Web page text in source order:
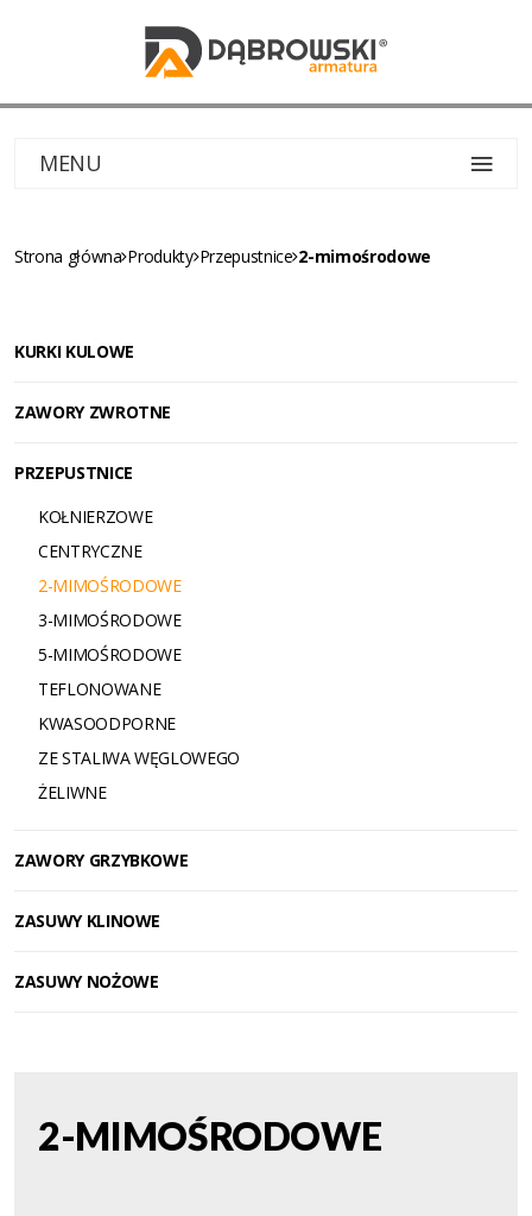
MENU
Strona główna Produkty Przepustnice 2-mimośrodowe
KURKI KULOWE
PRZEPUSTNICE
2-MIMOŚRODOWE
3-MIMOŚRODOWE
5-MIMOŚRODOWE
CENTRYCZNE
KOŁNIERZOWE
KWASOODPORNE
TEFLONOWANE
ZE STALIWA WĘGLOWEGO
ŻELIWNE
ZASUWY KLINOWE
ZASUWY NOŻOWE
ZAWORY GRZYBKOWE
ZAWORY ZWROTNE
2-MIMOŚRODOWE